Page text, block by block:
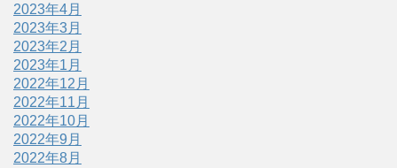
2023年4月
2023年3月
2023年2月
2023年1月
2022年12月
2022年11月
2022年10月
2022年9月
2022年8月